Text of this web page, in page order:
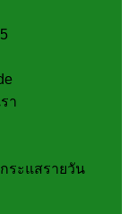
า
ระแสรายวัน